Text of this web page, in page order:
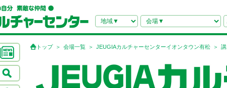
トップ 会場一覧 JEUGIAカルチャーセンターイオンタウン有松